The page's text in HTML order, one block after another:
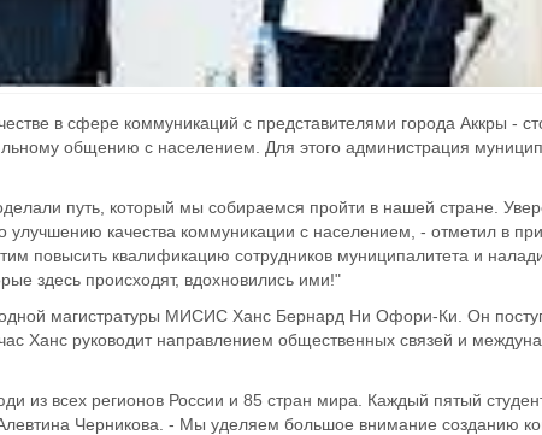
в сфере коммуникаций с представителями города Аккры -
общению с населением. Для этого администрация
путь, который мы собираемся пройти в нашей стране.
качества коммуникации с населением, - отметил в
повысить квалификацию сотрудников муниципалитета и
здесь происходят, вдохновились ими!"
магистратуры МИСИС Ханс Бернард Ни Офори-Ки. Он
Ханс руководит направлением общественных связей и
всех регионов России и 85 стран мира. Каждый пятый
Черникова. - Мы уделяем большое внимание созданию